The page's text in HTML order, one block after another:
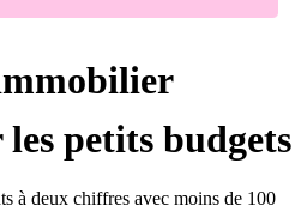
petits budgets
à deux chiffres avec moins de 100